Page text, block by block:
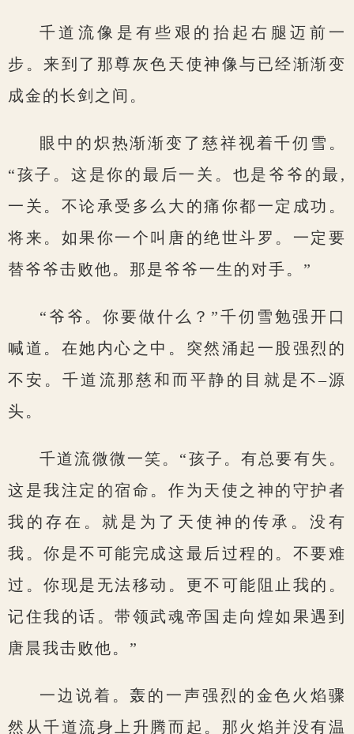
千道流像是有些艰的抬起右腿迈前一
步。来到了那尊灰色天使神像与已经渐渐变
成金的长剑之间。
眼中的炽热渐渐变了慈祥视着千仞雪。
“孩子。这是你的最后一关。也是爷爷的最,
一关。不论承受多么大的痛你都一定成功。
将来。如果你一个叫唐的绝世斗罗。一定要
替爷爷击败他。那是爷爷一生的对手。”
“爷爷。你要做什么？”千仞雪勉强开口
喊道。在她内心之中。突然涌起一股强烈的
不安。千道流那慈和而平静的目就是不–源
头。
千道流微微一笑。“孩子。有总要有失。
这是我注定的宿命。作为天使之神的守护者
我的存在。就是为了天使神的传承。没有
我。你是不可能完成这最后过程的。不要难
过。你现是无法移动。更不可能阻止我的。
记住我的话。带领武魂帝国走向煌如果遇到
唐晨我击败他。”
一边说着。轰的一声强烈的金色火焰骤
然从千道流身上升腾而起。那火焰并没有温